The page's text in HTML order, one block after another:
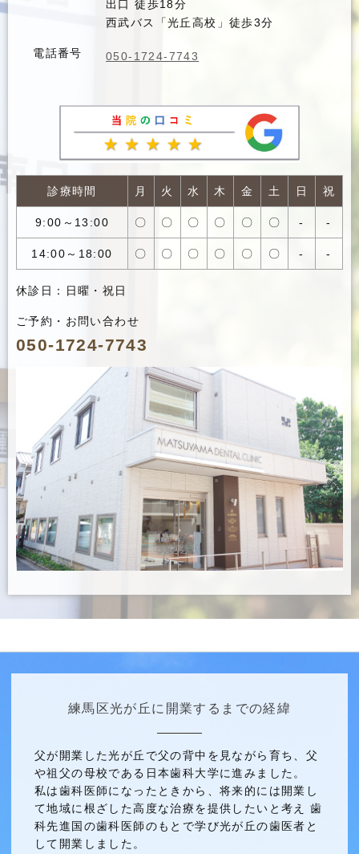
出口 徒歩18分
西武バス「光丘高校」徒歩3分
電話番号 050-1724-7743
診療時間 月 火 水 木 金 土 日 祝
9:00～13:00 〇 〇 〇 〇 〇 〇 - -
14:00～18:00 〇 〇 〇 〇 〇 〇 - -
休診日：日曜・祝日
ご予約・お問い合わせ
050-1724-7743
練馬区光が丘に開業するまでの経緯
父が開業した光が丘で父の背中を見ながら育ち、父
や祖父の母校である日本歯科大学に進みました。
私は歯科医師になったときから、将来的には開業し
て地域に根ざした高度な治療を提供したいと考え 歯
科先進国の歯科医師のもとで学び光が丘の歯医者と
して開業しました。